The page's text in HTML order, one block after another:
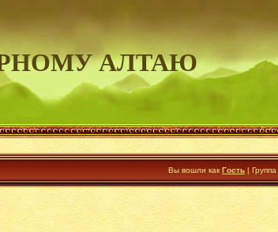
АЛТАЮ
Вы вошли как Гость | Группа